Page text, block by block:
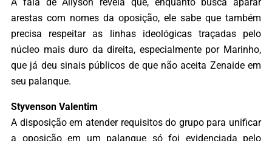
arestas com nomes da oposição, ele sabe que também
precisa respeitar as linhas ideológicas traçadas pelo
núcleo mais duro da direita, especialmente por Marinho,
que já deu sinais públicos de que não aceita Zenaide em
seu palanque.
Styvenson Valentim
A disposição em atender requisitos do grupo para unificar
a oposição em um palanque só foi evidenciada pelo